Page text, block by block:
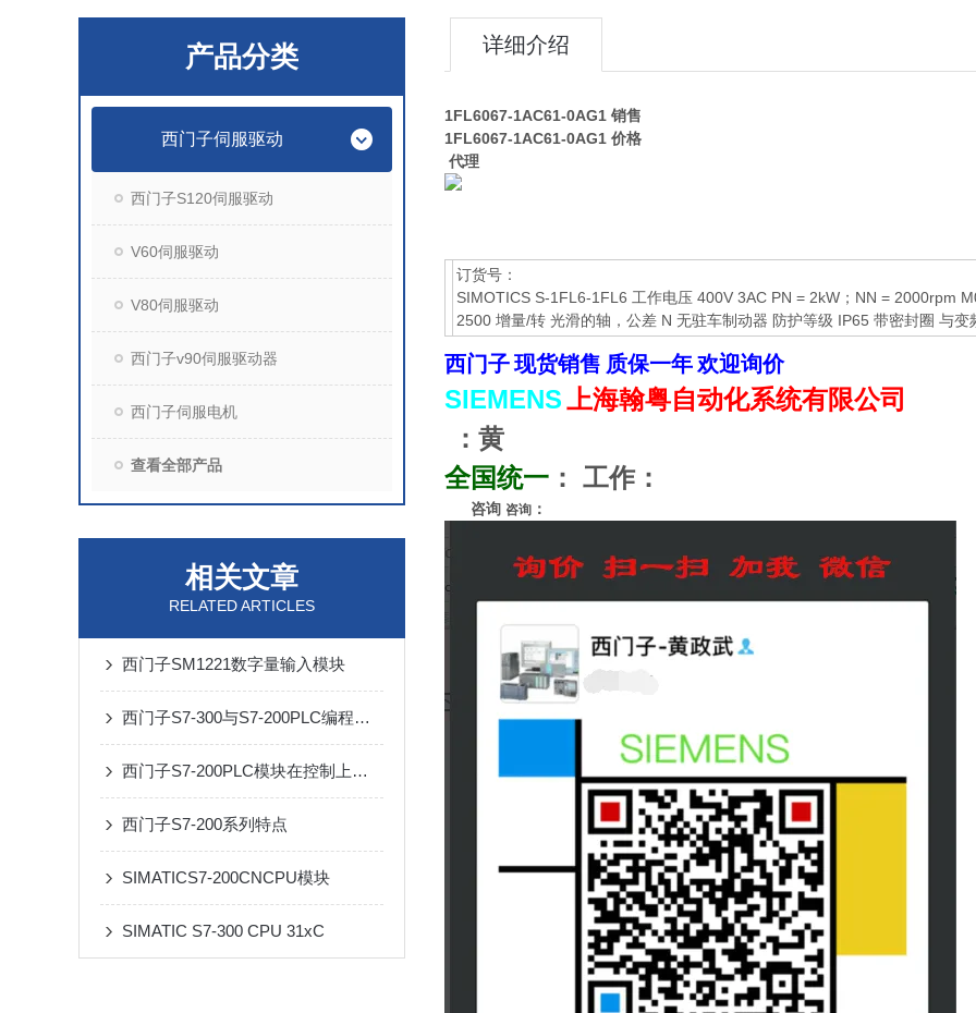
产品分类
西门子伺服驱动
西门子S120伺服驱动
V60伺服驱动
V80伺服驱动
西门子v90伺服驱动器
西门子伺服电机
查看全部产品
相关文章
RELATED ARTICLES
西门子SM1221数字量输入模块
西门子S7-300与S7-200PLC编程有何区别
西门子S7-200PLC模块在控制上有着3大性能
西门子S7-200系列特点
SIMATICS7-200CNCPU模块
SIMATIC S7-300 CPU 31xC
详细介绍
1FL6067-1AC61-0AG1 销售
1FL6067-1AC61-0AG1 价格
代理
订货号：
SIMOTICS S-1FL6-1FL6 工作电压 400V 3AC PN = 2kW；NN = 2000rpm
2500 增量/转 光滑的轴，公差 N 无驻车制动器 防护等级 IP65 带密封圈 与
西门子现货销售 质保一年欢迎询价
SIEMENS上海翰粤自动化系统有限公司
：黄
全国统一 ： 工作：
咨询 咨询 ：